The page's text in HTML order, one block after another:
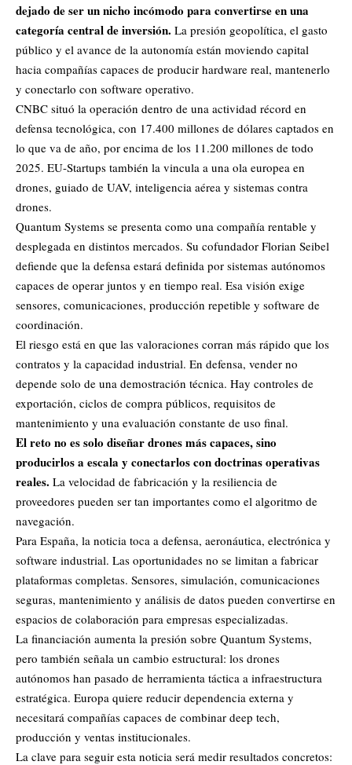
dejado de ser un nicho incómodo para convertirse en una
categoría central de inversión. La presión geopolítica, el gasto
público y el avance de la autonomía están moviendo capital
hacia compañías capaces de producir hardware real, mantenerlo
y conectarlo con software operativo.
CNBC situó la operación dentro de una actividad récord en
defensa tecnológica, con 17.400 millones de dólares captados en
lo que va de año, por encima de los 11.200 millones de todo
2025. EU-Startups también la vincula a una ola europea en
drones, guiado de UAV, inteligencia aérea y sistemas contra
drones.
Quantum Systems se presenta como una compañía rentable y
desplegada en distintos mercados. Su cofundador Florian Seibel
defiende que la defensa estará definida por sistemas autónomos
capaces de operar juntos y en tiempo real. Esa visión exige
sensores, comunicaciones, producción repetible y software de
coordinación.
El riesgo está en que las valoraciones corran más rápido que los
contratos y la capacidad industrial. En defensa, vender no
depende solo de una demostración técnica. Hay controles de
exportación, ciclos de compra públicos, requisitos de
mantenimiento y una evaluación constante de uso final.
El reto no es solo diseñar drones más capaces, sino
producirlos a escala y conectarlos con doctrinas operativas
reales. La velocidad de fabricación y la resiliencia de
proveedores pueden ser tan importantes como el algoritmo de
navegación.
Para España, la noticia toca a defensa, aeronáutica, electrónica y
software industrial. Las oportunidades no se limitan a fabricar
plataformas completas. Sensores, simulación, comunicaciones
seguras, mantenimiento y análisis de datos pueden convertirse en
espacios de colaboración para empresas especializadas.
La financiación aumenta la presión sobre Quantum Systems,
pero también señala un cambio estructural: los drones
autónomos han pasado de herramienta táctica a infraestructura
estratégica. Europa quiere reducir dependencia externa y
necesitará compañías capaces de combinar deep tech,
producción y ventas institucionales.
La clave para seguir esta noticia será medir resultados concretos: